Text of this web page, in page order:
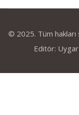
© 2025. Tüm hakları
Editör: